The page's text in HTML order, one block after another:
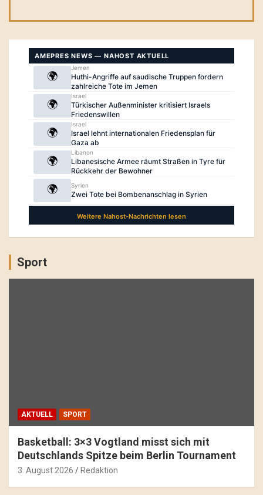
Sport
AKTUELL SPORT
Basketball: 3×3 Vogtland misst sich mit
Deutschlands Spitze beim Berlin Tournament
3. August 2026 Redaktion